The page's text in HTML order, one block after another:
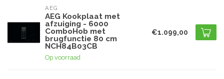
AEG
AEG Kookplaat met
afzuiging - 6000
ComboHob met
brugfunctie 80 cm
NCH84B03CB
Op voorraad
€1.099,00